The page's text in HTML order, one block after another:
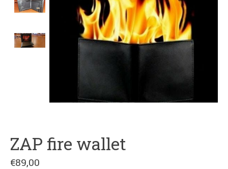
ZAP fire wallet
€89,00